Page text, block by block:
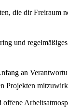
die dir Freiraum
und
an
Projekten